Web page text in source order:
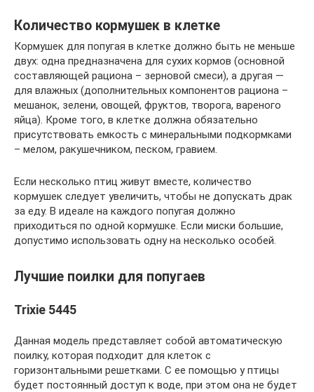
Количество кормушек в клетке
Кормушек для попугая в клетке должно быть не меньше
двух: одна предназначена для сухих кормов (основной
составляющей рациона – зерновой смеси), а другая —
для влажных (дополнительных компонентов рациона –
мешанок, зелени, овощей, фруктов, творога, вареного
яйца). Кроме того, в клетке должна обязательно
присутствовать емкость с минеральными подкормками
– мелом, ракушечником, песком, гравием.
Если несколько птиц живут вместе, количество
кормушек следует увеличить, чтобы не допускать драк
за еду. В идеале на каждого попугая должно
приходиться по одной кормушке. Если миски большие,
допустимо использовать одну на несколько особей.
Лучшие поилки для попугаев
Trixie 5445
Данная модель представляет собой автоматическую
поилку, которая подходит для клеток с
горизонтальными решетками. С ее помощью у птицы
будет постоянный доступ к воде, при этом она не будет